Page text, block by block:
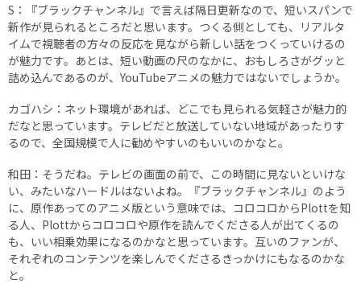
S：『ブラックチャンネル』で言えば隔日更新なので、短いスパンで
新作が見られるところだと思います。つくる側としても、リアルタ
イムで視聴者の方々の反応を見ながら新しい話をつくっていけるの
が魅力です。あとは、短い動画の尺のなかに、おもしろさがグッと
詰め込んであるのが、YouTubeアニメの魅力ではないでしょうか。
カゴハシ：ネット環境があれば、どこでも見られる気軽さが魅力的
だなと思っています。テレビだと放送していない地域があったりす
るので、全国規模で人に勧めやすいのもいいのかなと。
和田：そうだね。テレビの画面の前で、この時間に見ないといけな
い、みたいなハードルはないよね。『ブラックチャンネル』のよう
に、原作あってのアニメ版という意味では、コロコロからPlottを知
る人、Plottからコロコロや原作を読んでくださる人が出てくるの
も、いい相乗効果になるのかなと思っています。互いのファンが、
それぞれのコンテンツを楽しんでくださるきっかけにもなるのかな
と。